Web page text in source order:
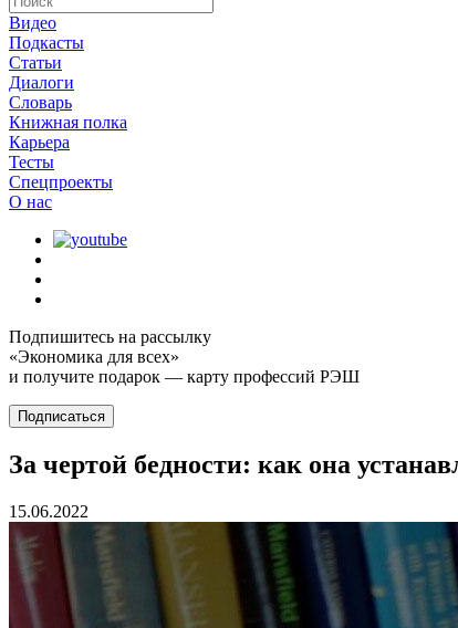
Видео
Подкасты
Статьи
Диалоги
Словарь
Книжная полка
Карьера
Тесты
Спецпроекты
О наc
Подпишитесь на рассылку
«Экономика для всех»
и получите подарок — карту профессий РЭШ
Подписаться
За чертой бедности: как она
15.06.2022